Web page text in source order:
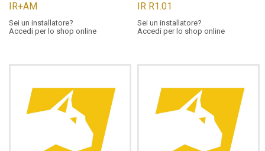
IR+AM
Sei un installatore?
Accedi per lo shop online
IR R1.01
Sei un installatore?
Accedi per lo shop online